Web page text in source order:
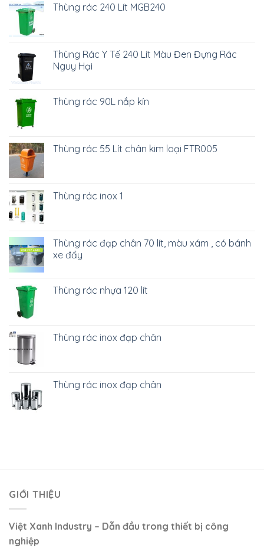
Thùng rác 240 Lít MGB240
Thùng Rác Y Tế 240 Lít Màu Đen Đựng Rác
Nguy Hại
Thùng rác 90L nắp kín
Thùng rác 55 Lít chân kim loại FTR005
Thùng rác inox 1
Thùng rác đạp chân 70 lít, màu xám , có bánh
xe đẩy
Thùng rác nhựa 120 lít
Thùng rác inox đạp chân
Thùng rác inox đạp chân
GIỚI THIỆU
Việt Xanh Industry – Dẫn đầu trong thiết bị công
nghiệp